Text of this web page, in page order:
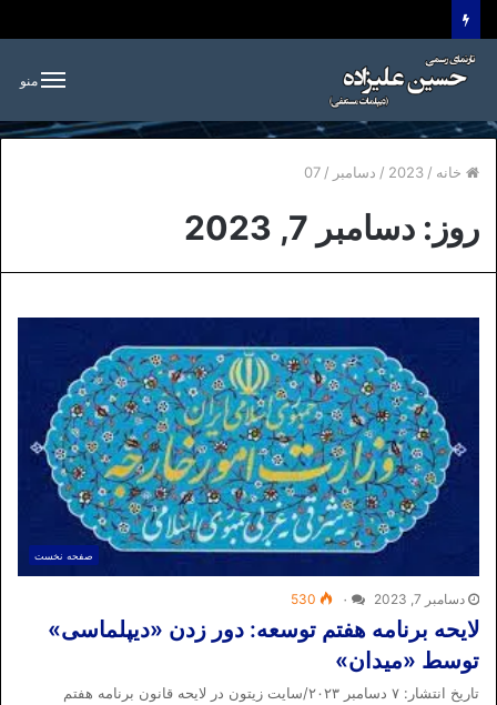
منو
خانه /
2023
/ دسامبر /
07
روز: دسامبر 7, 2023
صفحه نخست
دسامبر 7, 2023 ۰ 530
لایحه برنامه هفتم توسعه: دور زدن «دیپلماسی»
توسط «میدان»
تاریخ انتشار: ۷ دسامبر ۲۰۲۳/سایت زیتون در لایحه قانون برنامه هفتم